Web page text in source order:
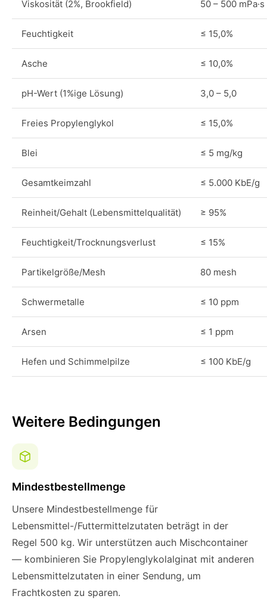
Viskosität (2%, Brookfield) 50 – 500
Feuchtigkeit ≤ 15,0%
Asche ≤ 10,0%
pH-Wert (1%ige Lösung) 3,0 – 5,0
Freies Propylenglykol ≤ 15,0%
Blei ≤ 5 mg/kg
Gesamtkeimzahl ≤ 5.000 KbE/g
Reinheit/Gehalt (Lebensmittelqualität) ≥ 95%
Feuchtigkeit/Trocknungsverlust ≤ 15%
Partikelgröße/Mesh 80 mesh
Schwermetalle ≤ 10 ppm
Arsen ≤ 1 ppm
Hefen und Schimmelpilze ≤ 100 KbE/g
Weitere Bedingungen
Mindestbestellmenge
Unsere Mindestbestellmenge für
Lebensmittel-/Futtermittelzutaten beträgt in der
Regel 500 kg. Wir unterstützen auch Mischcontainer
— kombinieren Sie Propylenglykolalginat mit anderen
Lebensmittelzutaten in einer Sendung, um
Frachtkosten zu sparen.